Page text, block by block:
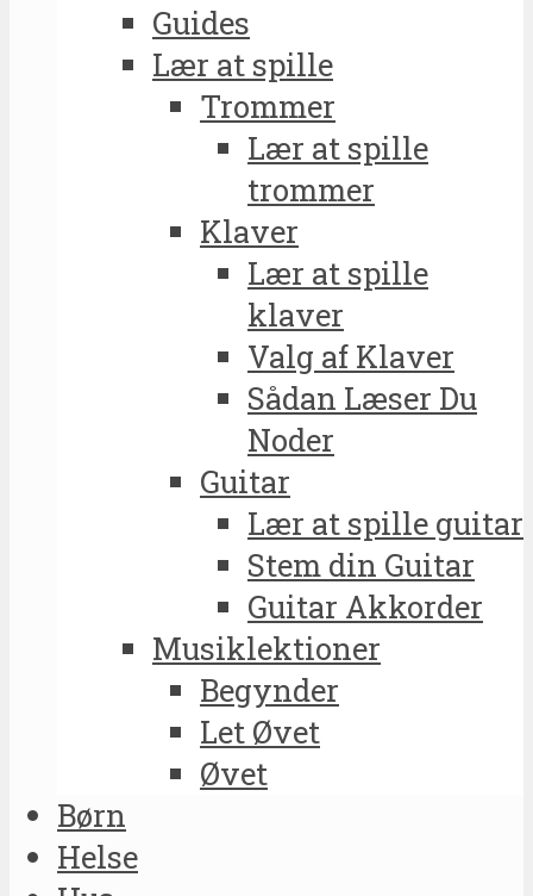
Guides
Lær at spille
Trommer
Lær at spille
trommer
Klaver
Lær at spille
klaver
Valg af Klaver
Sådan Læser Du
Noder
Guitar
Lær at spille guitar
Stem din Guitar
Guitar Akkorder
Musiklektioner
Begynder
Let Øvet
Øvet
Børn
Helse